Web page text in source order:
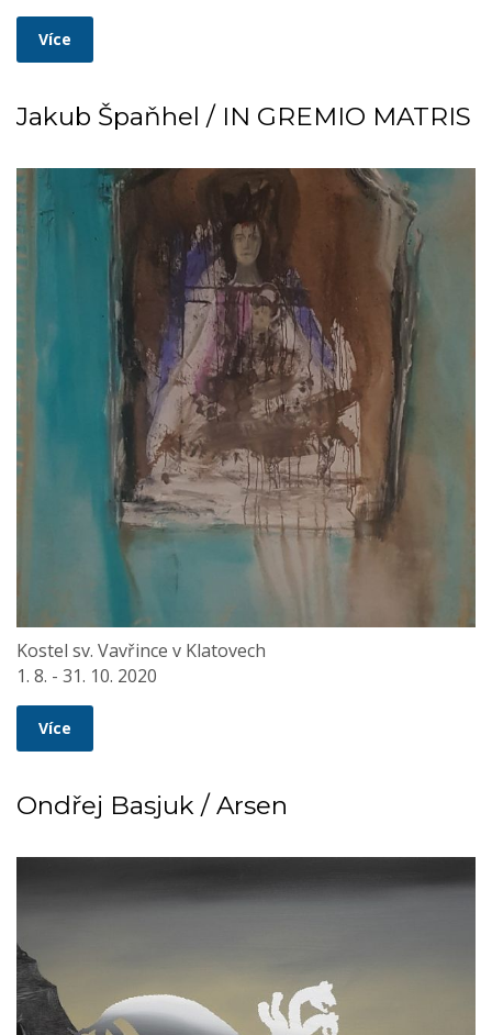
Více
Jakub Špaňhel / IN GREMIO MATRIS
Kostel sv. Vavřince v Klatovech
1. 8. - 31. 10. 2020
Více
Ondřej Basjuk / Arsen